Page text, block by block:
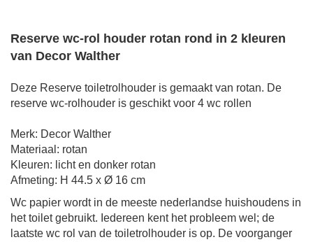
Reserve wc-rol houder rotan rond in 2 kleuren
van Decor Walther
Deze Reserve toiletrolhouder is gemaakt van rotan. De
reserve wc-rolhouder is geschikt voor 4 wc rollen
Merk: Decor Walther
Materiaal: rotan
Kleuren: licht en donker rotan
Afmeting: H 44.5 x Ø 16 cm
Wc papier wordt in de meeste nederlandse huishoudens in
het toilet gebruikt. Iedereen kent het probleem wel; de
laatste wc rol van de toiletrolhouder is op. De voorganger